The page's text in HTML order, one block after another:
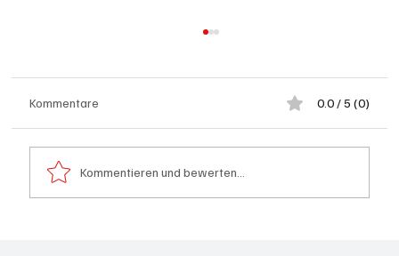
Kommentare 0.0 / 5 (0)
Kommentieren und bewerten...